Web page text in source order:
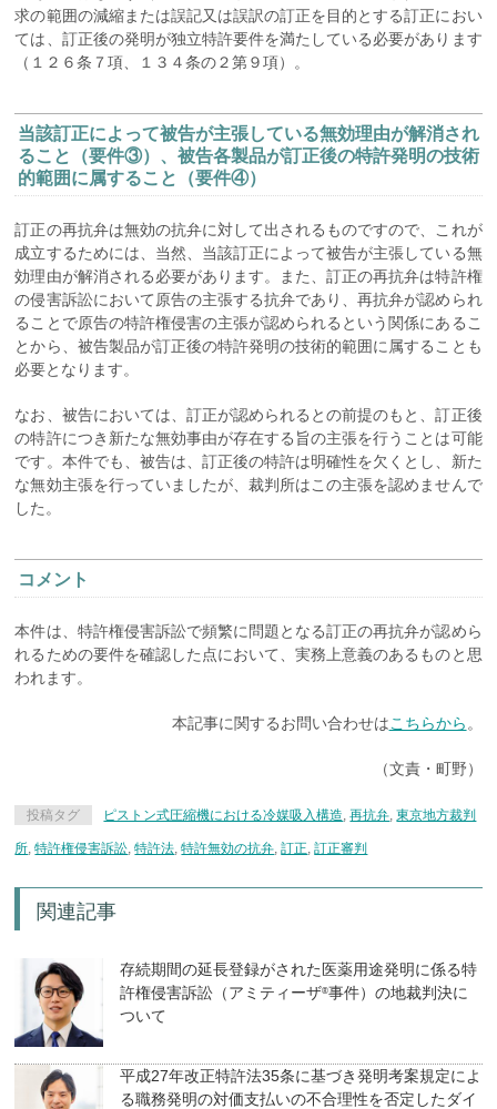
求の範囲の減縮または誤記又は誤訳の訂正を目的とする訂正におい
ては、訂正後の発明が独立特許要件を満たしている必要があります
（１２６条７項、１３４条の２第９項）。
当該訂正によって被告が主張している無効理由が解消され
ること（要件③）、被告各製品が訂正後の特許発明の技術
的範囲に属すること（要件④）
訂正の再抗弁は無効の抗弁に対して出されるものですので、これが
成立するためには、当然、当該訂正によって被告が主張している無
効理由が解消される必要があります。また、訂正の再抗弁は特許権
の侵害訴訟において原告の主張する抗弁であり、再抗弁が認められ
ることで原告の特許権侵害の主張が認められるという関係にあるこ
とから、被告製品が訂正後の特許発明の技術的範囲に属することも
必要となります。
なお、被告においては、訂正が認められるとの前提のもと、訂正後
の特許につき新たな無効事由が存在する旨の主張を行うことは可能
です。本件でも、被告は、訂正後の特許は明確性を欠くとし、新た
な無効主張を行っていましたが、裁判所はこの主張を認めませんで
した。
コメント
本件は、特許権侵害訴訟で頻繁に問題となる訂正の再抗弁が認めら
れるための要件を確認した点において、実務上意義のあるものと思
われます。
本記事に関するお問い合わせはこちらから 。
（文責・町野）
投稿タグ ピストン式圧縮機における冷媒吸入構造,再抗弁,東京地方裁判
所,特許権侵害訴訟,特許法,特許無効の抗弁,訂正,訂正審判
関連記事
存続期間の延長登録がされた医薬用途発明に係る特
許権侵害訴訟（アミティーザ®事件）の地裁判決に
ついて
平成27年改正特許法35条に基づき発明考案規定によ
る職務発明の対価支払いの不合理性を否定したダイ